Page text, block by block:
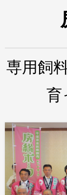
専用飼
育